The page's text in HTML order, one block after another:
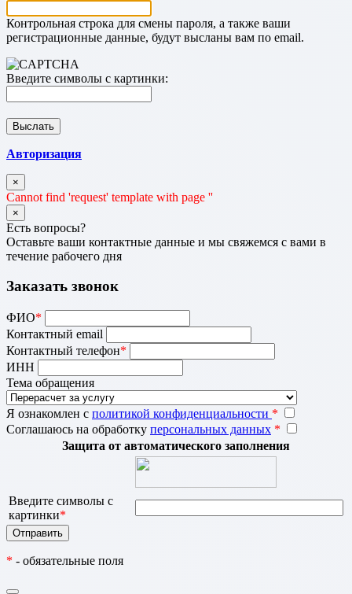
Контрольная строка для смены пароля, а также ваши
регистрационные данные, будут высланы вам по email.
Введите символы с картинки:
Авторизация
×
Cannot find 'request' template with page ''
×
Есть вопросы?
Оставьте ваши контактные данные и мы свяжемся с вами в
течение рабочего дня
Заказать звонок
ФИО*
Контактный email
Контактный телефон*
ИНН
Тема обращения
Я ознакомлен с политикой конфиденциальности *
Соглашаюсь на обработку персональных данных *
Защита от автоматического заполнения
Введите символы с
картинки*
* - обязательные поля